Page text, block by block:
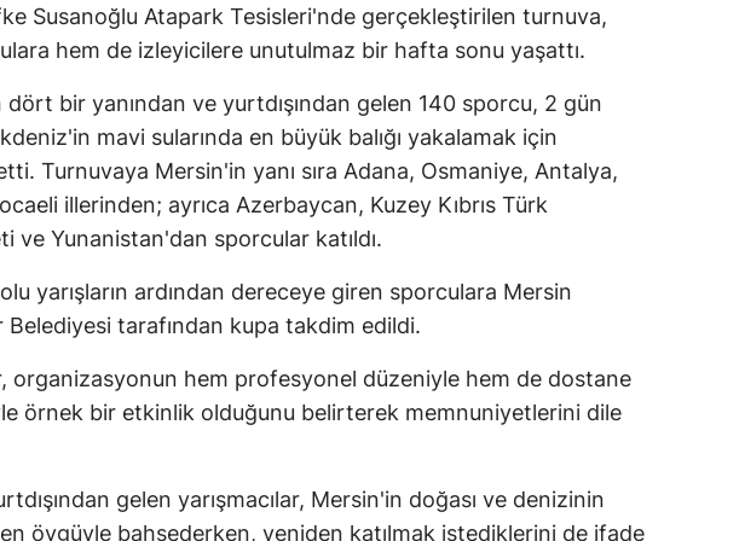
Susanoğlu Atapark Tesisleri'nde gerçekleştirilen turnuva,
hem de izleyicilere unutulmaz bir hafta sonu yaşattı.
bir yanından ve yurtdışından gelen 140 sporcu, 2 gün
mavi sularında en büyük balığı yakalamak için
Turnuvaya Mersin'in yanı sıra Adana, Osmaniye, Antalya,
illerinden; ayrıca Azerbaycan, Kuzey Kıbrıs Türk
ve Yunanistan'dan sporcular katıldı.
yarışların ardından dereceye giren sporculara Mersin
Belediyesi tarafından kupa takdim edildi.
organizasyonun hem profesyonel düzeniyle hem de dostane
örnek bir etkinlik olduğunu belirterek memnuniyetlerini dile
gelen yarışmacılar, Mersin'in doğası ve denizinin
övgüyle bahsederken, yeniden katılmak istediklerini de ifade